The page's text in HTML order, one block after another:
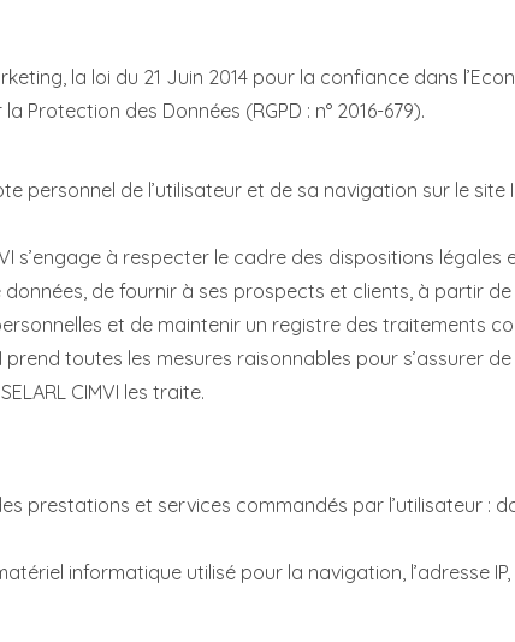
la loi du 21 Juin 2014 pour la confiance dans
Protection des Données (RGPD : n° 2016-679).
personnel de l’utilisateur et de sa navigation sur le site
s’engage à respecter le cadre des dispositions légales
de fournir à ses prospects et clients, à partir
et de maintenir un registre des traitements
prend toutes les mesures raisonnables pour s’assurer
CIMVI les traite.
prestations et services commandés par l’utilisateur :
informatique utilisé pour la navigation, l’adresse